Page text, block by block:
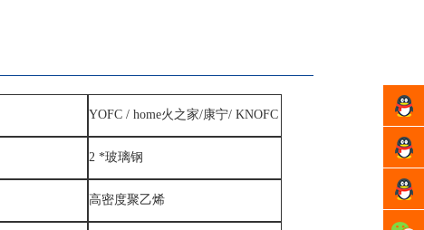
YOFC / home火之家/康宁/ KNOFC
2 *玻璃钢
高密度聚乙烯
许经
理
方经
理
周经